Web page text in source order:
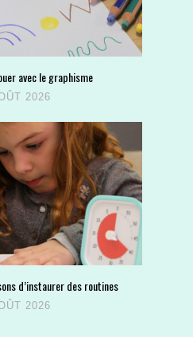
avec le graphisme
2026
d’instaurer des routines
2026